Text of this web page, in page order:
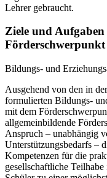
Lehrer gebraucht.
Ziele und
Bildungs- und
Ausgehend von den in
formulierten Bildungs-
mit dem
allgemeinbildende
Anspruch – unabhängig
Unterstützungsbedarfs –
Kompetenzen für die
gesellschaftliche